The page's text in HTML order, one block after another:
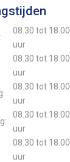
08.30 tot 18.00
uur
08.30 tot 18.00
uur
08.30 tot 18.00
uur
08.30 tot 18.00
uur
08.30 tot 18.00
uur